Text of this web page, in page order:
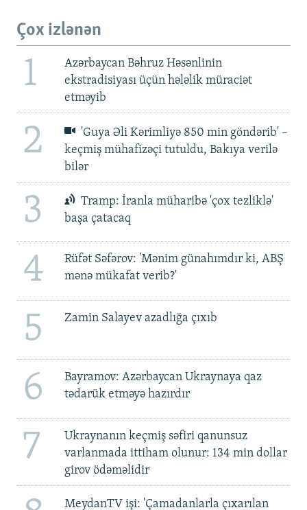
Çox izlənən
1
Azərbaycan Bəhruz Həsənlinin
ekstradisiyası üçün hələlik müraciət
etməyib
2
'Guya Əli Kərimliyə 850 min göndərib' –
keçmiş mühafizəçi tutuldu, Bakıya verilə
bilər
3
Tramp: İranla müharibə 'çox tezliklə'
başa çatacaq
4
Rüfət Səfərov: 'Mənim günahımdır ki, ABŞ
mənə mükafat verib?'
5 Zamin Salayev azadlığa çıxıb
6
Bayramov: Azərbaycan Ukraynaya qaz
tədarük etməyə hazırdır
7
Ukraynanın keçmiş səfiri qanunsuz
varlanmada ittiham olunur: 134 min dollar
girov ödəməlidir
MeydanTV işi: 'Çamadanlarla çıxarılan